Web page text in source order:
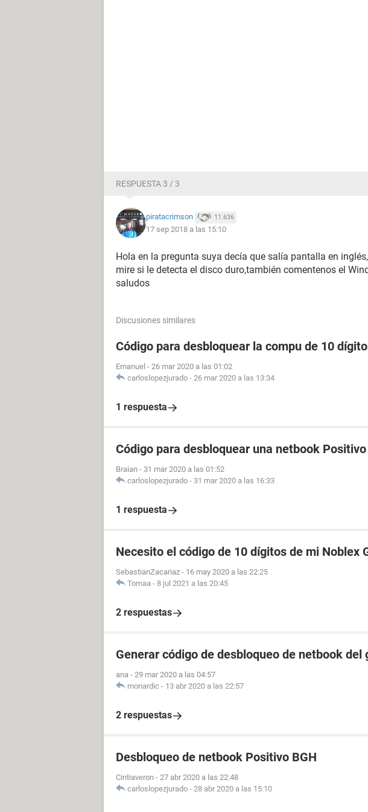
RESPUESTA 3 / 3
piratacrimson 11.636
17 sep 2018 a las 15:10
Hola en la pregunta suya decía que salía pantalla en
mire si le detecta el disco duro,también comentenos el
saludos
Discusiones similares
Código para desbloquear la compu de 10
Emanuel - 26 mar 2020 a las 01:02
carloslopezjurado - 26 mar 2020 a las 13:34
1 respuesta
Código para desbloquear una netbook Positivo
Braian - 31 mar 2020 a las 01:52
carloslopezjurado - 31 mar 2020 a las 16:33
1 respuesta
Necesito el código de 10 dígitos de mi Noblex
SebastianZacariaz - 16 may 2020 a las 22:25
Tomaa - 8 jul 2021 a las 20:45
2 respuestas
Generar código de desbloqueo de netbook del
ana - 29 mar 2020 a las 04:57
monardic - 13 abr 2020 a las 22:57
2 respuestas
Desbloqueo de netbook Positivo BGH
Cintiaveron - 27 abr 2020 a las 22:48
carloslopezjurado - 28 abr 2020 a las 15:10